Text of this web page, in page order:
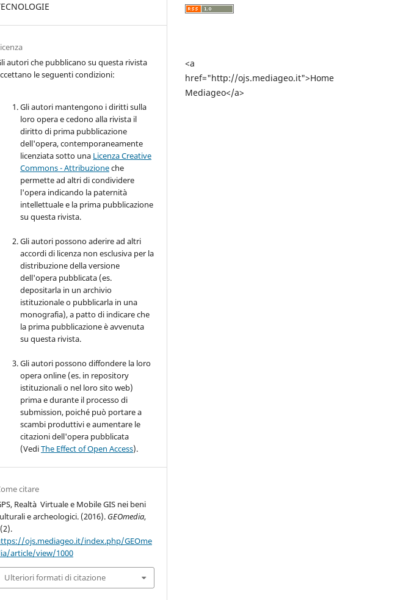
autori che pubblicano su questa rivista
le seguenti condizioni:
Gli autori mantengono i diritti sulla
loro opera e cedono alla rivista il
diritto di prima pubblicazione
dell'opera, contemporaneamente
licenziata sotto una Licenza Creative
Commons - Attribuzioneche
permette ad altri di condividere
l'opera indicando la paternità
intellettuale e la prima pubblicazione
su questa rivista.
Gli autori possono aderire ad altri
accordi di licenza non esclusiva per la
distribuzione della versione
dell'opera pubblicata (es.
depositarla in un archivio
istituzionale o pubblicarla in una
monografia), a patto di indicare che
la prima pubblicazione è avvenuta
su questa rivista.
Gli autori possono diffondere la loro
opera online (es. in repository
istituzionali o nel loro sito web)
prima e durante il processo di
submission, poiché può portare a
scambi produttivi e aumentare le
citazioni dell'opera pubblicata
(VediThe Effect of Open Access).
citare
Realtà Virtuale e Mobile GIS nei beni
e archeologici. (2016). GEOmedia,
(2).
ojs.mediageo.it/index.php/GEOme
article/view/1000
Ulteriori formati di citazione
<a
href="http://ojs.mediageo.it">Home
Mediageo</a>